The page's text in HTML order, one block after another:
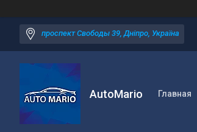
проспект Свободы 39, Дніпро, Україна
AutoMario Главная